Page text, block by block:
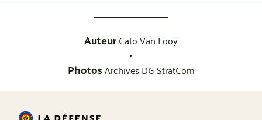
AuteurCato Van Looy
•
PhotosArchives DG StratCom